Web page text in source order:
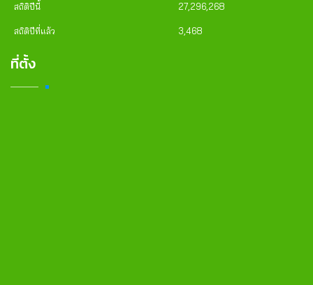
สถิติปีนี้ 27,296,268
สถิติปีที่แล้ว 3,468
ที่ตั้ง